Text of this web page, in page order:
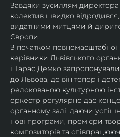
Завдяки зусиллям
колектив швидко
видатними митцями й
Європи.
З початком повномасштабної
керівники Львівського
і Тарас Демко
до Львова, де він тепер і
релокованою культурною
оркестр регулярно дає
органному залі, даючи
нові програми, прем’єри
композиторів та